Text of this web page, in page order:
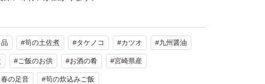
るだけで一品完成！
品欲しい」ときに便利な時短おかず。袋から出して器に
で、食卓に本格的な一品が加わります。
おかずやお酒のおつまみにもぴったりです。
#筍の土佐煮 #タケノコ #カツオ #九州醤油
#ご飯のお供 #お酒の肴 #宮崎県産
の足音 #筍の炊込みご飯